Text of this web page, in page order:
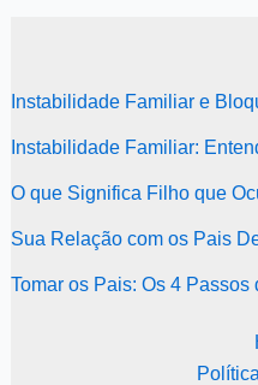
Instabilidade Familiar e
Instabilidade Familiar:
O que Significa Filho que
Sua Relação com os Pais
Tomar os Pais: Os 4